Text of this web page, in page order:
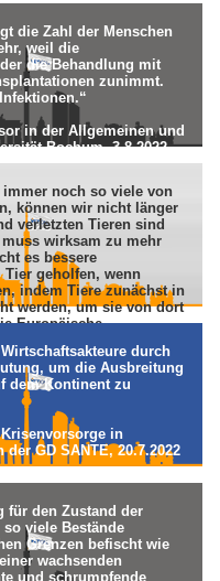
die Zahl der Menschen
weil die
die Behandlung mit
zunimmt.
in der Allgemeinen und
Bochum, 3.8.2022
immer noch so viele von
können wir nicht länger
verletzten Tieren sind
wirksam zu mehr
es bessere
Tier geholfen, wenn
indem Tiere zunächst in
werden, um sie von dort
Europäische
18.7.2022
durch
um die Ausbreitung
dem Kontinent zu
in
GD SANTE, 20.7.2022
für den Zustand der
viele Bestände
Grenzen befischt wie
wachsenden
und schrumpfende